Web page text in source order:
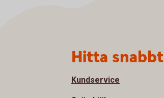
Hitta snabbt
Kundservice